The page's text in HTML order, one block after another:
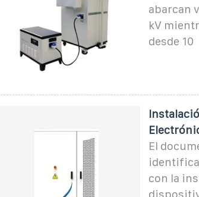
abarcan
kV
desde 10
El
con la